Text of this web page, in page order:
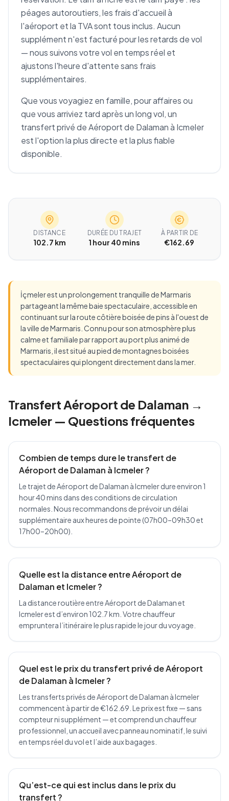
péages autoroutiers, les frais d'accueil à
l'aéroport et la TVA sont tous inclus. Aucun
supplément n'est facturé pour les retards de vol
— nous suivons votre vol en temps réel et
ajustons l'heure d'attente sans frais
supplémentaires.
Que vous voyagiez en famille, pour affaires ou
que vous arriviez tard après un long vol, un
transfert privé de Aéroport de Dalaman à Icmeler
est l'option la plus directe et la plus fiable
disponible.
DISTANCE
102.7 km
DURÉE DU TRAJET
1 hour 40 mins
À PARTIR DE
€162.69
İçmeler est un prolongement tranquille de Marmaris
partageant la même baie spectaculaire, accessible en
continuant sur la route côtière boisée de pins à l'ouest de
la ville de Marmaris. Connu pour son atmosphère plus
calme et familiale par rapport au port plus animé de
Marmaris, il est situé au pied de montagnes boisées
spectaculaires qui plongent directement dans la mer.
Transfert Aéroport de Dalaman →
Icmeler — Questions fréquentes
Combien de temps dure le transfert de
Aéroport de Dalaman à Icmeler ?
Le trajet de Aéroport de Dalaman à Icmeler dure environ 1
hour 40 mins dans des conditions de circulation
normales. Nous recommandons de prévoir un délai
supplémentaire aux heures de pointe (07h00–09h30 et
17h00–20h00).
Quelle est la distance entre Aéroport de
Dalaman et Icmeler ?
La distance routière entre Aéroport de Dalaman et
Icmeler est d’environ 102.7 km. Votre chauffeur
empruntera l’itinéraire le plus rapide le jour du voyage.
Quel est le prix du transfert privé de Aéroport
de Dalaman à Icmeler ?
Les transferts privés de Aéroport de Dalaman à Icmeler
commencent à partir de €162.69. Le prix est fixe — sans
compteur ni supplément — et comprend un chauffeur
professionnel, un accueil avec panneau nominatif, le suivi
en temps réel du vol et l’aide aux bagages.
Qu’est-ce qui est inclus dans le prix du
transfert ?